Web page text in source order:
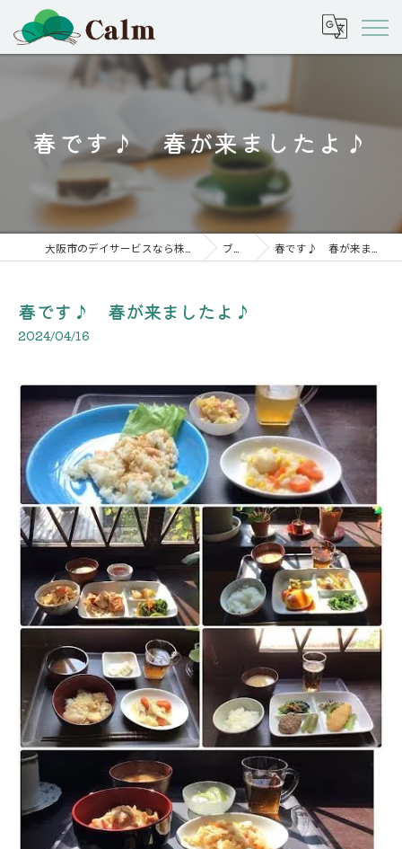
春です♪ 春が来ましたよ♪
ブログ 春です♪ 春が来ましたよ♪
春です♪ 春が来ましたよ♪
2024/04/16